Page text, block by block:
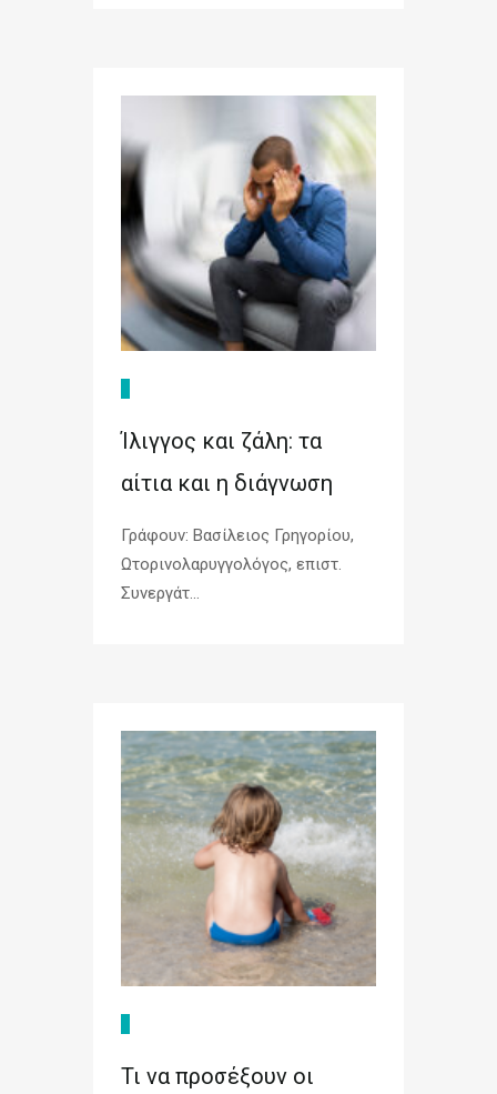
Ίλιγγος και ζάλη: τα
αίτια και η διάγνωση
Γράφουν: Βασίλειος Γρηγορίου,
Ωτορινολαρυγγολόγος, επιστ.
Συνεργάτ...
Τι να προσέξουν οι